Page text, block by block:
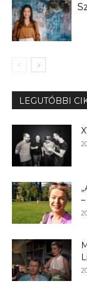
LEGUTÓBBI